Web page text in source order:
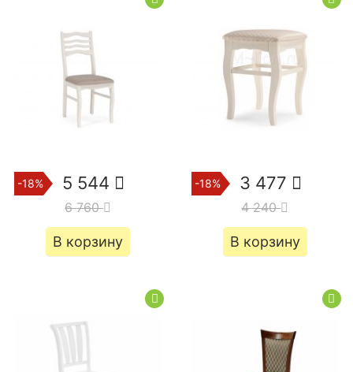
-18% 5 544
6 760
В корзину
-18% 3 477
4 240
В корзину